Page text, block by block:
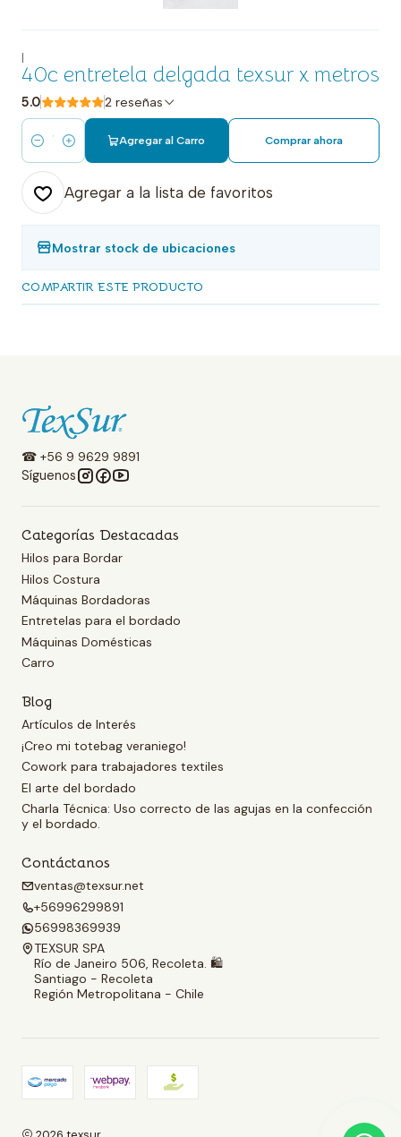
|
40c entretela delgada texsur x metros
5.0 2 reseñas
Cantidad
Agregar al Carro Comprar ahora
Agregar a la lista de favoritos
Mostrar stock de ubicaciones
COMPARTIR ESTE PRODUCTO
☎ +56 9 9629 9891
Síguenos
Categorías Destacadas
Hilos para Bordar
Hilos Costura
Máquinas Bordadoras
Entretelas para el bordado
Máquinas Domésticas
Carro
Blog
Artículos de Interés
¡Creo mi totebag veraniego!
Cowork para trabajadores textiles
El arte del bordado
Charla Técnica: Uso correcto de las agujas en la confección
y el bordado.
Contáctanos
ventas@texsur.net
+56996299891
56998369939
TEXSUR SPA
Río de Janeiro 506, Recoleta. 🛍️
Santiago - Recoleta
Región Metropolitana - Chile